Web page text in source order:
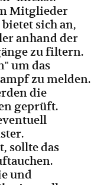
Mitglieder
sich an,
anhand der
zu filtern.
um das
zu melden.
die
geprüft.
sollte das
und